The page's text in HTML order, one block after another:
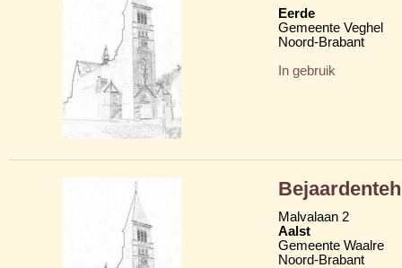
Eerde
Gemeente Veghel
Noord-Brabant
In gebruik
Malvalaan 2
Aalst
Gemeente Waalre
Noord-Brabant